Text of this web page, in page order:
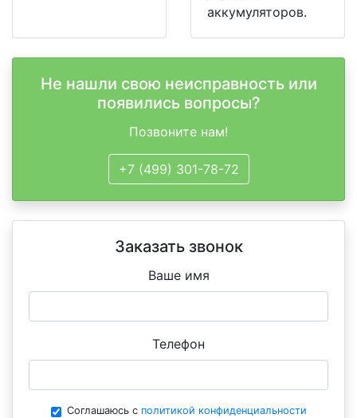
аккумуляторов.
Не нашли свою неисправность или
появились вопросы?
Позвоните нам!
+7 (499) 301-78-72
Заказать звонок
Ваше имя
Телефон
Соглашаюсь с политикой конфиденциальности